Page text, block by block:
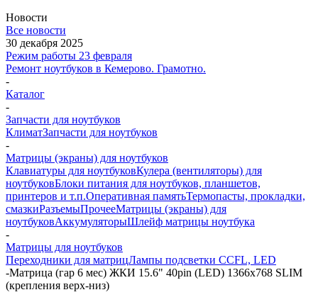
Новости
Все новости
30 декабря 2025
Режим работы 23 февраля
Ремонт ноутбуков в Кемерово. Грамотно.
-
Каталог
-
Запчасти для ноутбуков
КлиматЗапчасти для ноутбуков
-
Матрицы (экраны) для ноутбуков
Клавиатуры для ноутбуковКулера (вентиляторы) для
ноутбуковБлоки питания для ноутбуков, планшетов,
принтеров и т.п.Оперативная памятьТермопасты, прокладки,
смазкиРазъемыПрочееМатрицы (экраны) для
ноутбуковАккумуляторыШлейф матрицы ноутбука
-
Матрицы для ноутбуков
Переходники для матрицЛампы подсветки CCFL, LED
-Матрица (гар 6 мес) ЖКИ 15.6" 40pin (LED) 1366x768 SLIM
(крепления верх-низ)